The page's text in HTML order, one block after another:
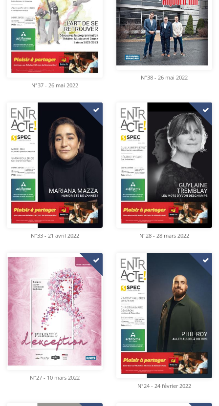
N°37 - 26 mai 2022
N°38 - 26 mai 2022
N°33 - 21 avril 2022 N°28 - 28 mars 2022
N°27 - 10 mars 2022
N°24 - 24 février 2022